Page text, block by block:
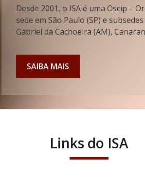
Desde 2001, o ISA é uma Oscip –
sede em São Paulo (SP) e
Gabriel da Cachoeira (AM),
SAIBA MAIS
Links do ISA